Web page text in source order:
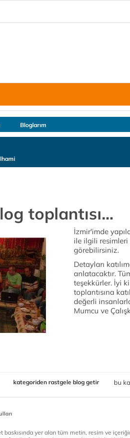
Bloglarım
toplantısı...
İzmir'imde
ile ilgili
görebilirsiniz.
Detayları
anlatacaktır.
teşekkürler. İyi
toplantısına
değerli insanlarla
Mumcu ve
bu
kategoriden rastgele blog getir
baskısında yer alan tüm metin, resim ve